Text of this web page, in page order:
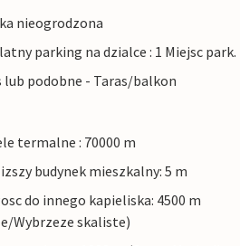
nieogrodzona
parking na dzialce : 1 Miejsc park.
lub podobne - Taras/balkon
termalne : 70000 m
budynek mieszkalny: 5 m
do innego kapieliska: 4500 m
Wybrzeze skaliste)